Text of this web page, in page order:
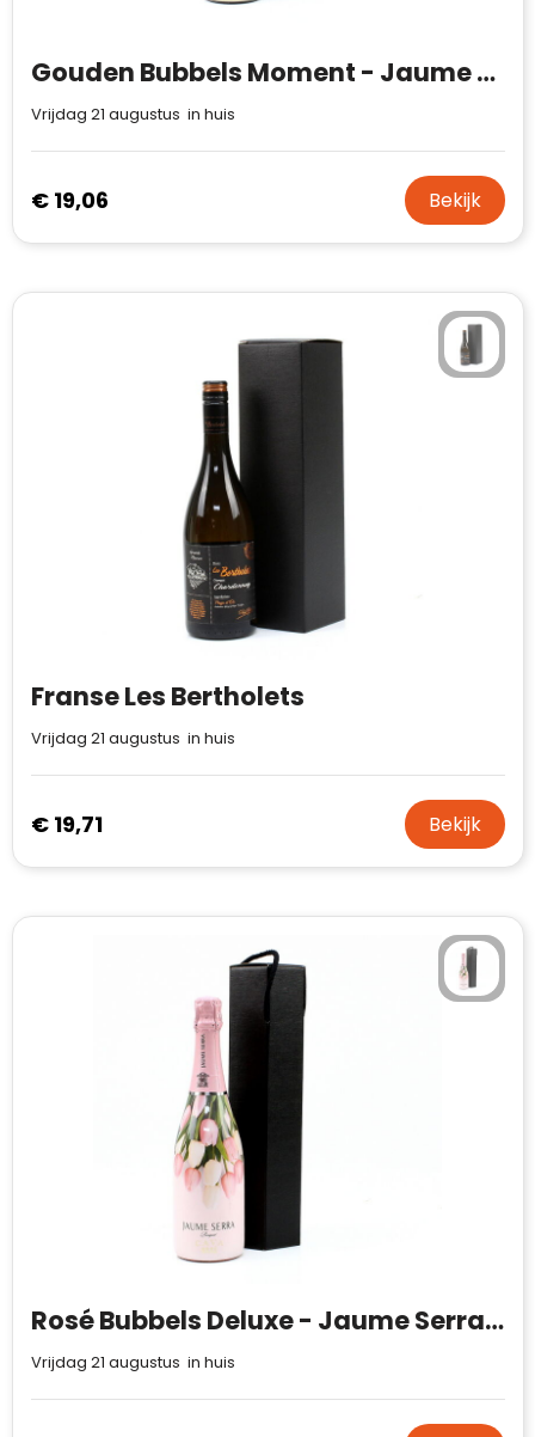
Gouden Bubbels Moment - Jaume Serra Gold
Vrijdag 21 augustus in huis
€ 19,06 Bekijk
Franse Les Bertholets
Vrijdag 21 augustus in huis
€ 19,71 Bekijk
Rosé Bubbels Deluxe - Jaume Serra Bouquet
Vrijdag 21 augustus in huis